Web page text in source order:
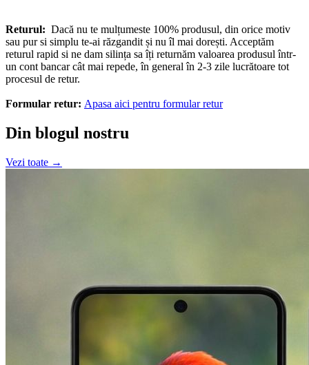
Returul: Dacă nu te mulțumeste 100% produsul, din orice motiv
sau pur si simplu te-ai răzgandit și nu îl mai dorești. Acceptăm
returul rapid si ne dam silința sa îți returnăm valoarea produsul într-
un cont bancar cât mai repede, în general în 2-3 zile lucrătoare tot
procesul de retur.
Formular retur: Apasa aici pentru formular retur
Din blogul nostru
Vezi toate →